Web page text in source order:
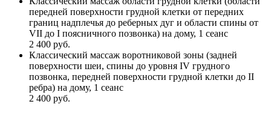
передней поверхности грудной клетки от передних
границ надплечья до реберных дуг и области спины от
VII до I поясничного позвонка) на дому, 1 сеанс
2 400 руб.
Классический массаж воротниковой зоны (задней
поверхности шеи, спины до уровня IV грудного
позвонка, передней поверхности грудной клетки до II
ребра) на дому, 1 сеанс
2 400 руб.